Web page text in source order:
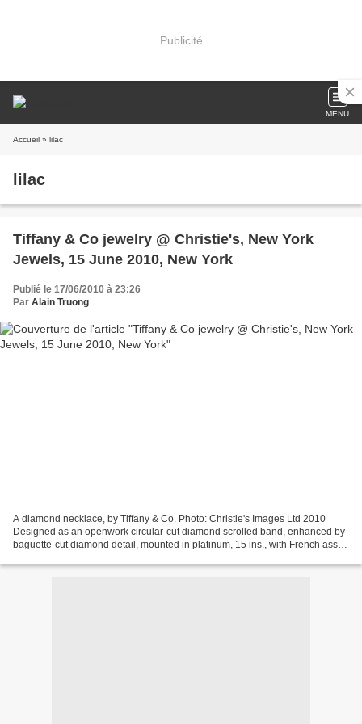
Publicité
MENU
Accueil » lilac
lilac
Tiffany & Co jewelry @ Christie's, New York
Jewels, 15 June 2010, New York
Publié le 17/06/2010 à 23:26
Par Alain Truong
A diamond necklace, by Tiffany & Co. Photo: Christie's Images Ltd 2010
Designed as an openwork circular-cut diamond scrolled band, enhanced by
baguette-cut diamond detail, mounted in platinum, 15 ins., with French assay